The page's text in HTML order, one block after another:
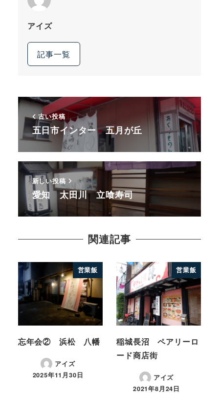
アイズ
記事一覧
古い投稿
五日市インター 五月が丘
新しい投稿
愛知 太田川 立喰寿司
関連記事
営業飯
忘年会② 浜松 八幡
アイズ
2025年11月30日
営業飯
稲城長沼 ペアリーロ
ード商店街
アイズ
2021年8月24日